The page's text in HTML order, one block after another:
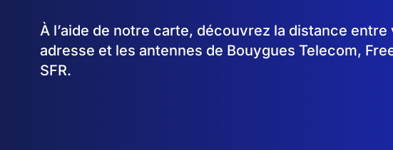
À l’aide de notre carte, découvrez la distance entre
adresse et les antennes de Bouygues Telecom,
SFR.